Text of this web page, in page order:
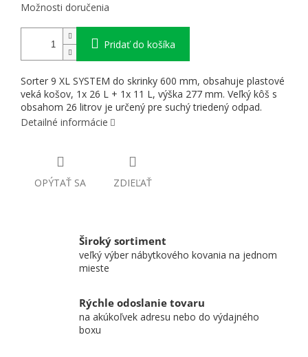
Možnosti doručenia
Pridať do košíka
Sorter 9 XL SYSTEM do skrinky 600 mm, obsahuje plastové
veká košov, 1x 26 L + 1x 11 L, výška 277 mm. Veľký kôš s
obsahom 26 litrov je určený pre suchý triedený odpad.
Detailné informácie
OPÝTAŤ SA ZDIEĽAŤ
Široký sortiment
veľký výber nábytkového kovania na jednom
mieste
Rýchle odoslanie tovaru
na akúkoľvek adresu nebo do výdajného
boxu